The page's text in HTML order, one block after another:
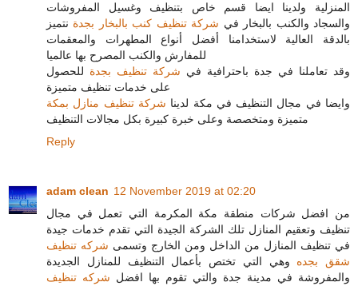
المنزلية ولدينا ايضا قسم خاص بتنظيف وغسيل المفروشات
والسجاد والكنب بالبخار في شركة تنظيف كنب بالبخار بجدة نتميز
بالدقة العالية لاستخدامنا أفضل أنواع المطهرات والمعقمات
للمفارش والكنب المصرح بها عالميا
وقد تعاملنا في جدة باحترافية في شركة تنظيف بجدة للحصول
على خدمات تنظيف متميزة
وايضا في مجال التنظيف في مكة لدينا شركة تنظيف منازل بمكة
متميزة ومتخصصة وعلى خبرة كبيرة بكل مجالات التنظيف
Reply
adam clean 12 November 2019 at 02:20
من افضل شركات منطقة مكة المكرمة التي تعمل في مجال
تنظيف وتعقيم المنازل تلك الشركة الجيدة التي تقدم خدمات جيدة
في تنظيف المنازل من الداخل ومن الخارج وتسمى شركه تنظيف
شقق بجده وهي التي تختص بأعمال التنظيف للمنازل الجديدة
والمفروشة في مدينة جدة والتي تقوم بها افضل شركه تنظيف